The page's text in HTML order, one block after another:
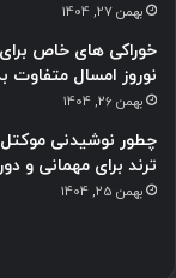
بهمن 27, 1404
خوراکی های خاص
نوروز امسال متفاوت
بهمن 26, 1404
ترند برای مهمانی و
بهمن 25, 1404